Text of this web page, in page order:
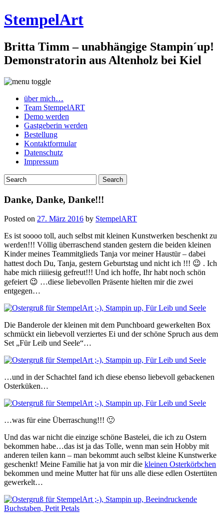
StempelArt
Britta Timm – unabhängige Stampin´up!
Demonstratorin aus Altenholz bei Kiel
über mich…
Team StempelART
Demo werden
Gastgeberin werden
Bestellung
Kontaktformular
Datenschutz
Impressum
Danke, Danke, Danke!!!
Posted on 27. März 2016 by StempelART
Es ist soooo toll, auch selbst mit kleinen Kunstwerken beschenkt zu
werden!!! Völlig überraschend standen gestern die beiden kleinen
Kinder meines Teammitglieds Tanja vor meiner Haustür – dabei
hattest doch Du, Tanja, gestern Geburtstag und nicht ich !!! 😉 . Ich
habe mich riiiiesig gefreut!!! Und ich hoffe, Ihr habt noch schön
gefeiert 😉 …diese liebevollen Präsente hielten mir die zwei
entgegen…
Die Banderole der kleinen mit dem Punchboard gewerkelten Box
schmückt ein liebevoll verziertes Ei und der schöne Spruch aus dem
Set „Für Leib und Seele“…
…und in der Schachtel fand ich diese ebenso liebevoll gebackenen
Osterküken…
…was für eine Überraschung!!! 🙂
Und das war nicht die einzige schöne Bastelei, die ich zu Ostern
bekommen habe…das ist ja das Tolle, wenn man sein Hobby mit
anderen teilen kann – man bekommt auch selbst kleine Kunstwerke
geschenkt! Meine Familie hat ja von mir die kleinen Osterkörbchen
bekommen und meine Mutter hat für uns alle diese edlen Ostertüten
gewerkelt…